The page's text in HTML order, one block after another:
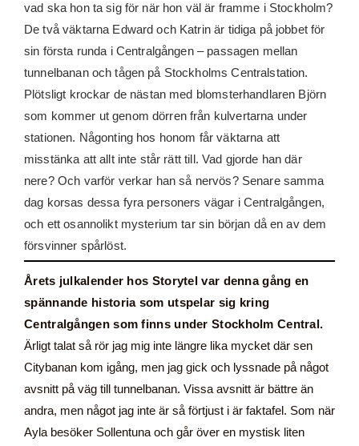
vad ska hon ta sig för när hon väl är framme i Stockholm?
De två väktarna Edward och Katrin är tidiga på jobbet för
sin första runda i Centralgången – passagen mellan
tunnelbanan och tågen på Stockholms Centralstation.
Plötsligt krockar de nästan med blomsterhandlaren Björn
som kommer ut genom dörren från kulvertarna under
stationen. Någonting hos honom får väktarna att
misstänka att allt inte står rätt till. Vad gjorde han där
nere? Och varför verkar han så nervös? Senare samma
dag korsas dessa fyra personers vägar i Centralgången,
och ett osannolikt mysterium tar sin början då en av dem
försvinner spårlöst.
Årets julkalender hos Storytel var denna gång en
spännande historia som utspelar sig kring
Centralgången som finns under Stockholm Central.
Ärligt talat så rör jag mig inte längre lika mycket där sen
Citybanan kom igång, men jag gick och lyssnade på något
avsnitt på väg till tunnelbanan. Vissa avsnitt är bättre än
andra, men något jag inte är så förtjust i är faktafel. Som när
Ayla besöker Sollentuna och går över en mystisk liten